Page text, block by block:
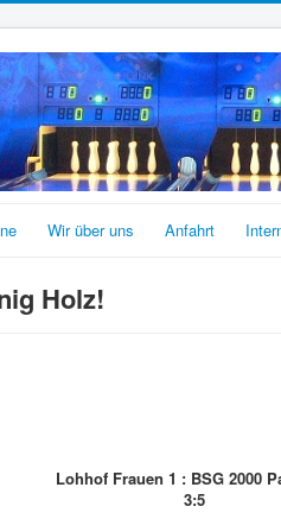
Wir über uns Anfahrt
Holz!
Lohhof Frauen 1 : BSG 2000
3:5